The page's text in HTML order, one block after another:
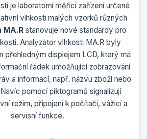
je laboratorní měřicí zařízení určené
vlhkosti malých vzorků různých
MA.R stanovuje nové standardy pro
. Analyzátor vlhkosti MA.R byly
přehledným displejem LCD, který má
řádek umožňující zobrazování
a informací, např. názvu zboží nebo
pomocí piktogramů signalizují
režim, připojení k počítači, vážicí a
servisní funkce.